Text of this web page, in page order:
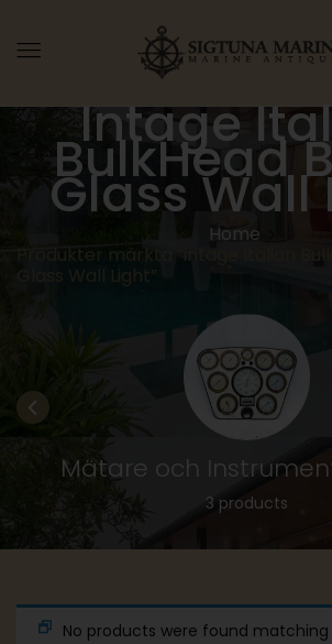
Intage
BulkHead
Glass Wall
Home
Produkter märkta ”intage Italian
Glass Wall Light”
Mätare och
3 products
No products were found